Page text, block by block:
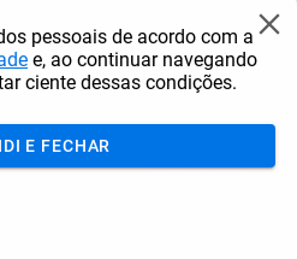
Calcular frete
pessoais de acordo com a
e, ao continuar navegando
ciente dessas condições.
E FECHAR